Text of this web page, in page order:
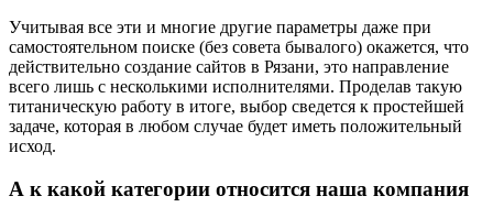
Учитывая все эти и многие другие параметры даже при
самостоятельном поиске (без совета бывалого) окажется, что
действительно создание сайтов в Рязани, это направление
всего лишь с несколькими исполнителями. Проделав такую
титаническую работу в итоге, выбор сведется к простейшей
задаче, которая в любом случае будет иметь положительный
исход.
А к какой категории относится наша компания